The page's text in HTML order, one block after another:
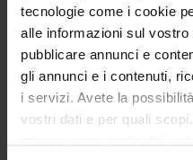
tecnologie come i cookie
alle informazioni sul
pubblicare annunci e
gli annunci e i contenuti,
i servizi. Avete la
vostri dati e per quali
- il cittadino potrà quindi
un’ apposita scatola nella
direttamente via web,
posta.
2.2. Nel caso in cui il
più reazioni giudicate dallo
vaccino o da medicinali